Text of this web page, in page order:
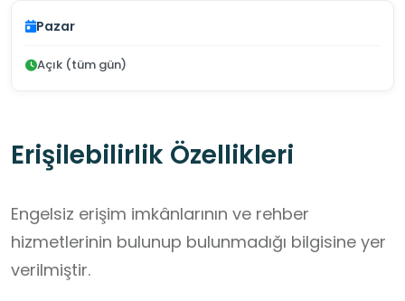
Pazar
Açık (tüm gün)
Erişilebilirlik Özellikleri
Engelsiz erişim imkânlarının ve rehber
hizmetlerinin bulunup bulunmadığı bilgisine yer
verilmiştir.